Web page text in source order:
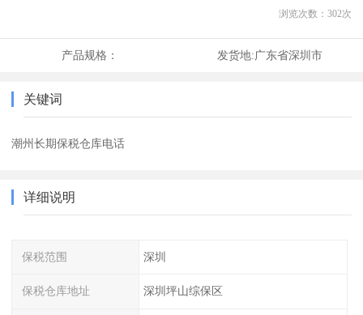
浏览次数： 302次
产品规格： 发货地:广东省深圳市
关键词
潮州长期保税仓库电话
详细说明
保税范围 深圳
保税仓库地址 深圳坪山综保区